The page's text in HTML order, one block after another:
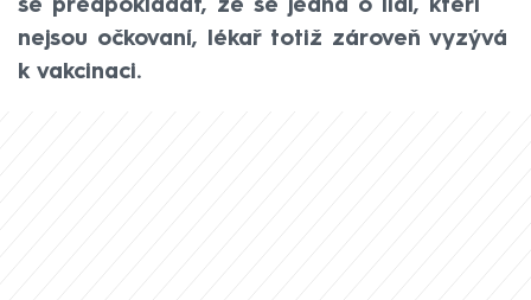
se předpokládat, že se jedná o lidi, kteří
nejsou očkovaní, lékař totiž zároveň vyzývá
k vakcinaci.